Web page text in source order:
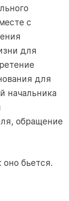
с
для
для
начальника
обращение
бьется.